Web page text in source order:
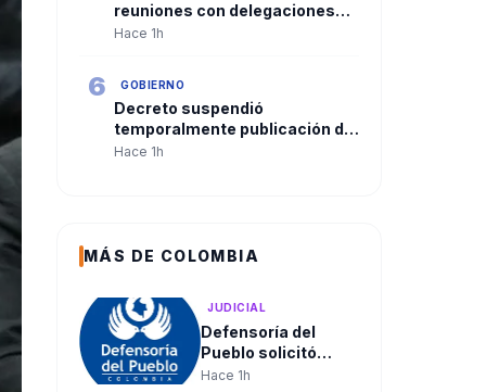
reuniones con delegaciones
internacionales y planteó a
artificial en Colombia
Hace 1h
6 GOBIERNO
Decreto suspendió
temporalmente publicación de
hojas de vida y pruebas
Hace 1h
MÁS DE COLOMBIA
JUDICIAL
Defensoría del
Pueblo solicitó
acciones de
Hace 1h